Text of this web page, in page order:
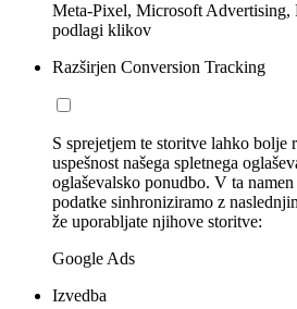
Meta-Pixel, Microsoft Advertising,
podlagi klikov
Razširjen Conversion Tracking
S sprejetjem te storitve lahko bolje
uspešnost našega spletnega
oglaševalsko ponudbo. V ta
podatke sinhroniziramo z
že uporabljate njihove storitve:
Google Ads
Izvedba